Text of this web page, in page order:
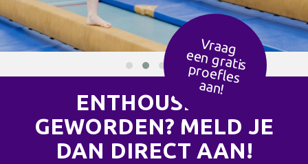
Vraag
een g
ratis
p
ro
efles
aan!
ENTHOUSIAST
GEWORDEN? MELD JE
DAN DIRECT AAN!